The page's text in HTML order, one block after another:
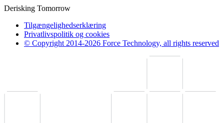
Derisking Tomorrow
Tilgængelighedserklæring
Privatlivspolitik og cookies
© Copyright 2014-2026 Force Technology, all rights reserved